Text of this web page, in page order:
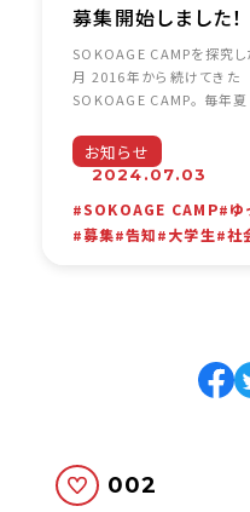
募集開始しました！
SOKOAGE CAMPを探究し
月 2016年から続けてきた
SOKOAGE CAMP。 毎年夏
り方を問い直す、余白と内省
間を提供してきました。 おか
お知らせ
2024.07.03
SOKOAGE CAMP
ゆ
募集 告知 大学生 社
002